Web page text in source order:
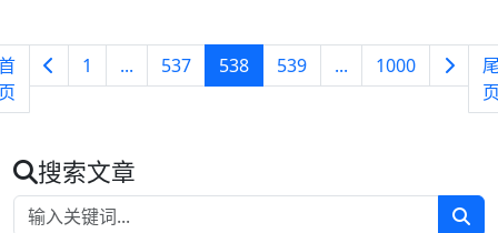
1 ... 537 538 539 ... 1000
搜索文章